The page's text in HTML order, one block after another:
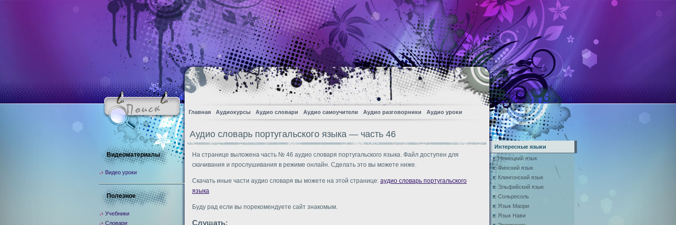
Главная Аудиокурсы Аудио словари Аудио самоучители Аудио разговорники Аудио уроки
Аудио словарь португальского языка — часть 46
На странице выложена часть № 46 аудио словаря португальского языка. Файл доступен для
скачивания и прослушивания в режиме онлайн. Сделать это вы можете ниже.
Скачать иные части аудио словаря вы можете на этой странице: аудио словарь португальского
языка
Буду рад если вы порекомендуете сайт знакомым.
Слушать:
Видеоматериалы
Видео уроки
Полезное
Учебники
Словари
Интересные языки
Немецкий язык
Финский язык
Клингонский язык
Эльфийский язык
Сольресоль
Язык Маори
Язык Нави